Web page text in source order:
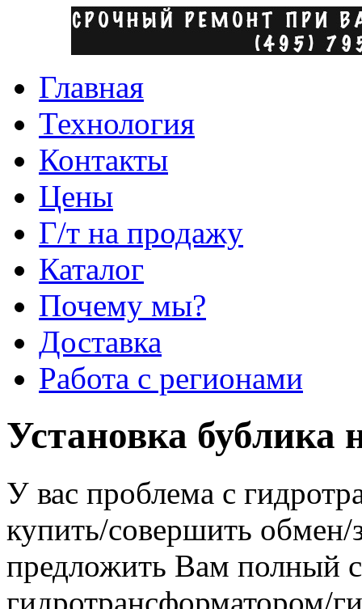
Главная
Технология
Контакты
Цены
Г/т на продажу
Каталог
Почему мы?
Доставка
Работа с регионами
Установка бублика
У вас проблема с
купить/совершить
предложить Вам полный